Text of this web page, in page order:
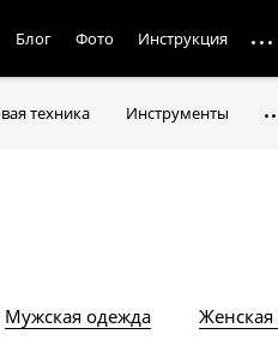
Блог Фото Инструкция
техника Инструменты
Мужская одежда